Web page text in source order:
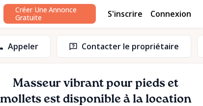
Créer Une Annonce
Gratuite
S'inscrire Connexion
Appeler Contacter le propriétaire
Masseur vibrant pour pieds et
mollets est disponible à la location